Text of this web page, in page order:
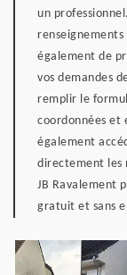
un
également de
vos demandes
remplir le
coordonnées et
également
directement les
JB Ravalement
gratuit et sans